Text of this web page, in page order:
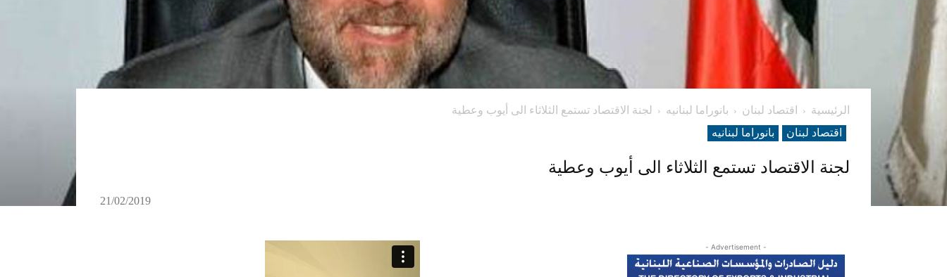
الرئيسية اقتصاد لبنان بانوراما لبنانیه
لجنة الاقتصاد تستمع الثلاثاء الى أيوب وعطية
اقتصاد لبنان
بانوراما لبنانیه
لجنة الاقتصاد تستمع الثلاثاء الى أيوب وعطية
21/02/2019
- Advertisement -